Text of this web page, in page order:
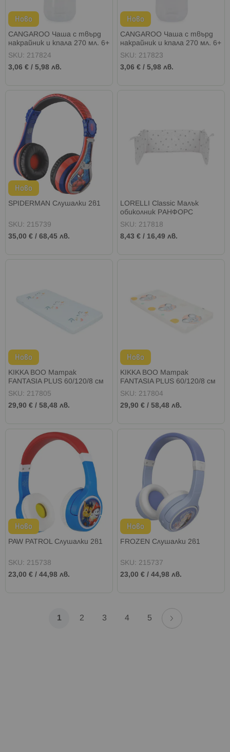
Ново
CANGAROO Чаша с твърд
накрайник и кпала 270 мл. 6+
СИНЯ
SKU: 217824
3,06 € / 5,98 лв.
Ново
CANGAROO Чаша с твърд
накрайник и кпала 270 мл. 6+
РОЗОВА
SKU: 217823
3,06 € / 5,98 лв.
Ново
SPIDERMAN Слушалки 2в1
SKU: 215739
35,00 € / 68,45 лв.
LORELLI Classic Малък
обиколник РАНФОРС
ВЛАКЧЕ СИВО
SKU: 217818
8,43 € / 16,49 лв.
Ново
KIKKA BOO Матрак
FANTASIA PLUS 60/120/8 см
THE FISH PANDA
SKU: 217805
29,90 € / 58,48 лв.
Ново
KIKKA BOO Матрак
FANTASIA PLUS 60/120/8 см
NEW FRIENDS
SKU: 217804
29,90 € / 58,48 лв.
Ново
PAW PATROL Слушалки 2в1
SKU: 215738
23,00 € / 44,98 лв.
Ново
FROZEN Слушалки 2в1
SKU: 215737
23,00 € /44,98 лв.
В1 Страница
2 Страница
3 Страница
4 Страница
5
Страница
Напред